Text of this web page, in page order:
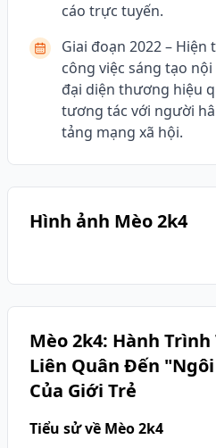
cáo trực tuyến.
Giai đoạn 2022 –
công việc sáng tạo
đại diện thương hiệu
tương tác với người
tảng mạng xã hội.
Hình ảnh Mèo 2k4
Mèo 2k4: Hành
Liên Quân Đến
Của Giới Trẻ
Tiểu sử về Mèo 2k4